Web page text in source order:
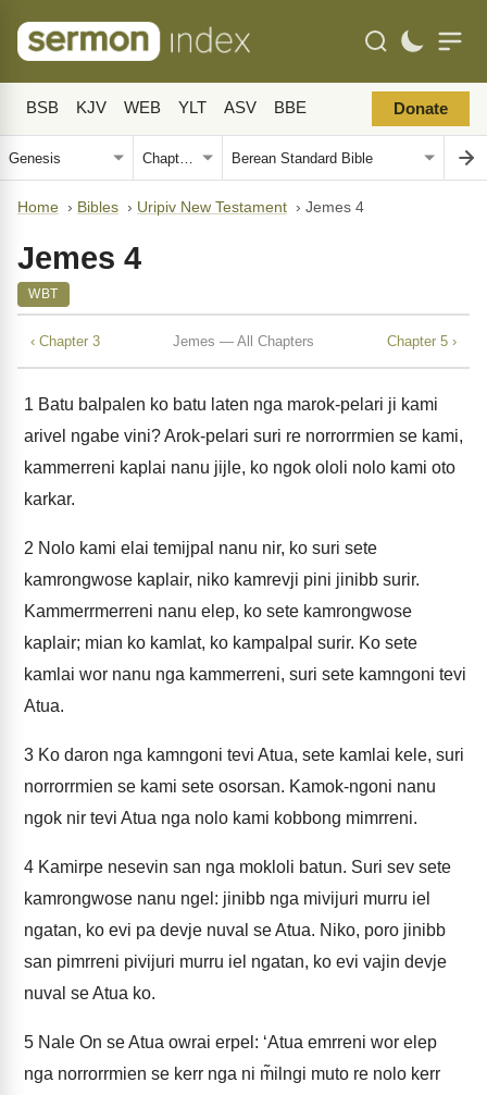
BSB KJV WEB YLT ASV BBE Donate
Home › Bibles › Uripiv New Testament › Jemes 4
Jemes 4
WBT
‹ Chapter 3 Jemes — All Chapters Chapter 5 ›
1 Batu balpalen ko batu laten nga marok-pelari ji kami
arivel ngabe vini? Arok-pelari suri re norrorrmien se kami,
kammerreni kaplai nanu jijle, ko ngok ololi nolo kami oto
karkar.
2 Nolo kami elai temijpal nanu nir, ko suri sete
kamrongwose kaplair, niko kamrevji pini jinibb surir.
Kammerrmerreni nanu elep, ko sete kamrongwose
kaplair; mian ko kamlat, ko kampalpal surir. Ko sete
kamlai wor nanu nga kammerreni, suri sete kamngoni tevi
Atua.
3 Ko daron nga kamngoni tevi Atua, sete kamlai kele, suri
norrorrmien se kami sete osorsan. Kamok-ngoni nanu
ngok nir tevi Atua nga nolo kami kobbong mimrreni.
4 Kamirpe nesevin san nga mokloli batun. Suri sev sete
kamrongwose nanu ngel: jinibb nga mivijuri murru iel
ngatan, ko evi pa devje nuval se Atua. Niko, poro jinibb
san pimrreni pivijuri murru iel ngatan, ko evi vajin devje
nuval se Atua ko.
5 Nale On se Atua owrai erpel: ‘Atua emrreni wor elep
nga norrorrmien se kerr nga ni m̃ilngi muto re nolo kerr